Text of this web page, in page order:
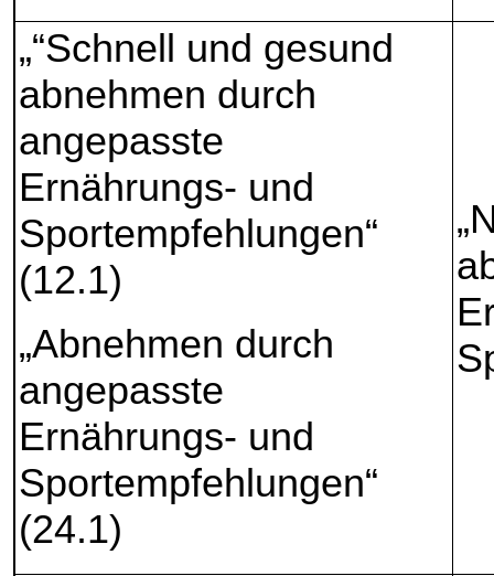
„“Schnell und gesund
abnehmen durch
angepasste
Ernährungs- und
Sportempfehlungen“
(12.1)
„Abnehmen durch
angepasste
Ernährungs- und
Sportempfehlungen“
(24.1)